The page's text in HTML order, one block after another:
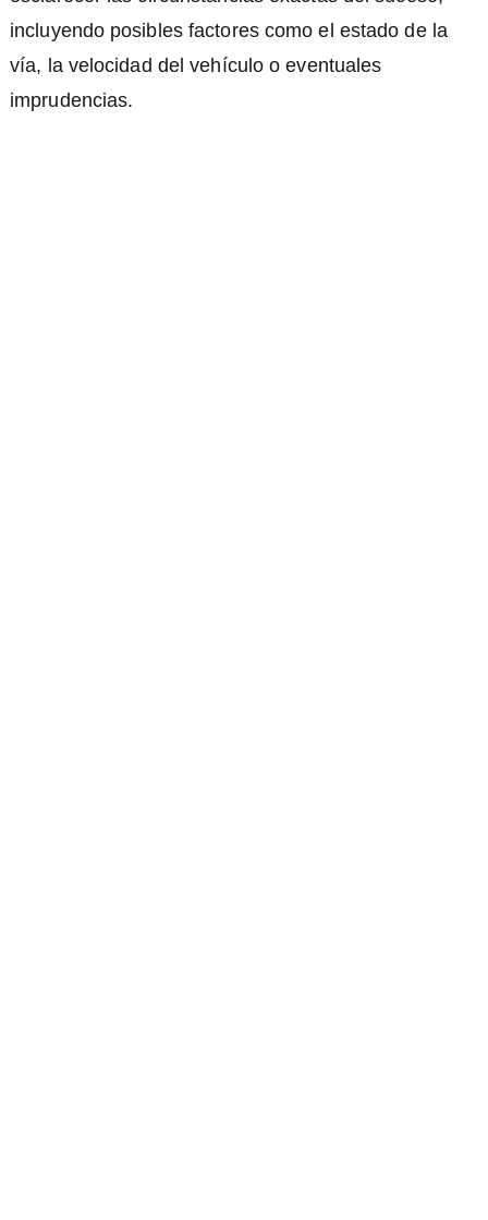
incluyendo posibles factores como el estado de la
vía, la velocidad del vehículo o eventuales
imprudencias.